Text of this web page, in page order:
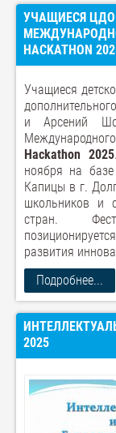
УЧАЩИЕСЯ ЦДО
HACKATHON
Учащиеся
и Арсений
Hackathon 2025
ноября на
Капицы в г.
школьников и
стран.
развития
Подробнее...
2025